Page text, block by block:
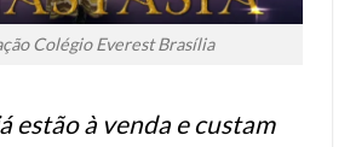
Colégio Everest Brasília
estão à venda e custam